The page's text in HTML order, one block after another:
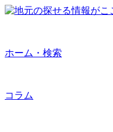
ホーム・検索
コラム